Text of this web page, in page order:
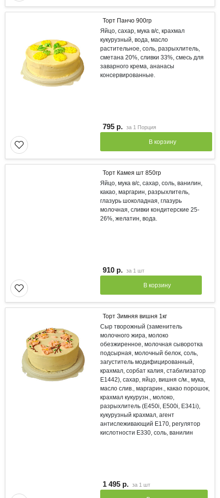
Торт Панчо 900гр
Яйцо, сахар, мука в/с, крахмал
кукурузный, вода, масло
растительное, соль, разрыхлитель,
сметана 20%, сливки 33%, смесь для
заварного крема, ананасы
консервированные.
795 р. за 1 Порция
В корзину
Торт Камея шт 850гр
Яйцо, мука в/с, сахар, соль, ванилин,
какао, маргарин, разрыхлитель,
глазурь шоколадная, глазурь
молочная, сливки кондитерские 25-
26%, желатин, вода.
910 р. за 1 шт
В корзину
Торт Зимняя вишня 1кг
Сыр творожный (заменитель
молочного жира, молоко
обезжиренное, молочная сыворотка
подсырная, молочный белок, соль,
загуститель модифицированный,
крахмал, сорбат калия, стабилизатор
Е1442), сахар, яйцо, вишня с/м., мука,
масло слив., маргарин., какао порошок,
крахмал кукурузн., молоко,
разрыхлитель (Е450i, E500i, E341i),
кукурузный крахмал, агент
антислеживающий Е170, регулятор
кислотности Е330, соль, ванилин
1 495 р. за 1 шт